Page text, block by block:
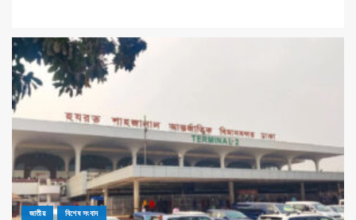
জাতীয় বিশেষ সংবাদ